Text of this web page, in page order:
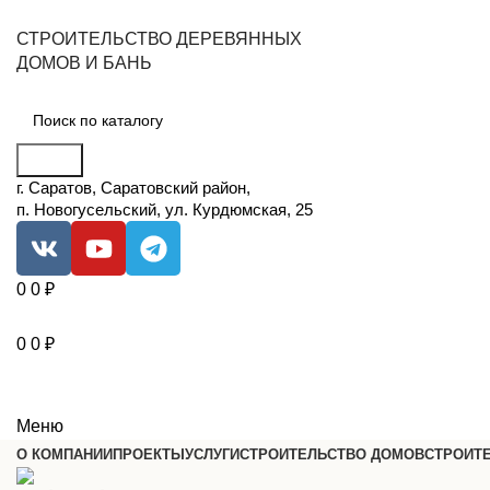
СТРОИТЕЛЬСТВО ДЕРЕВЯННЫХ
ДОМОВ И БАНЬ
г. Саратов, Саратовский район,
п. Новогусельский, ул. Курдюмская, 25
0 0 ₽
0 0 ₽
Меню
О КОМПАНИИ ПРОЕКТЫ УСЛУГИСТРОИТЕЛЬСТВО ДОМОВ